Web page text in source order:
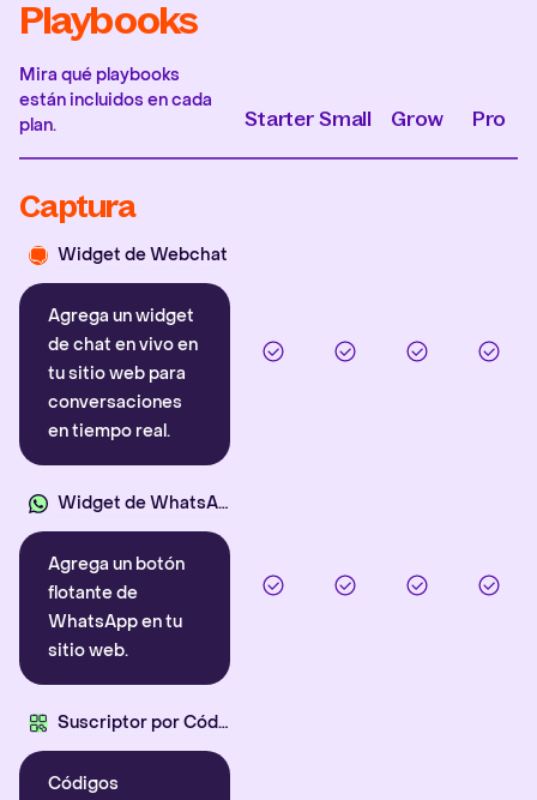
Playbooks
Mira qué playbooks
están incluidos en cada
plan.
Starter Small Grow Pro
Captura
Widget de Webchat
Agrega un widget
de chat en vivo en
tu sitio web para
conversaciones
en tiempo real.
Widget de WhatsApp
Agrega un botón
flotante de
WhatsApp en tu
sitio web.
Suscriptor por Código QR
Códigos